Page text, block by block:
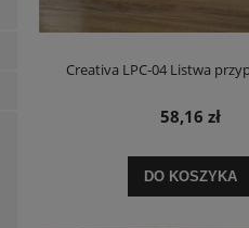
Creativa LPC-04 Listwa
58,16 zł
DO KOSZYKA